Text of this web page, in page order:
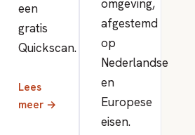
een
gratis
Quickscan.
Lees
meer →
omgeving,
afgestemd
op
Nederlandse
en
Europese
eisen.